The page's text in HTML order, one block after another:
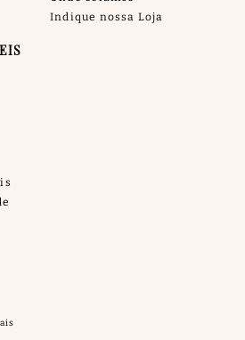
Indique nossa Loja